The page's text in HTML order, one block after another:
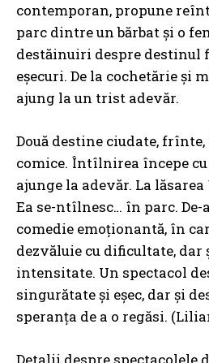
contemporan, propune
parc dintre un bărbat și o
destăinuiri despre destinul
eșecuri. De la cochetărie și
ajung la un trist adevăr.
Două destine ciudate,
comice. Întîlnirea începe
ajunge la adevăr. La
Ea se-ntîlnesc… în parc. De-
comedie emoționantă, în
dezvăluie cu dificultate, dar
intensitate. Un spectacol
singurătate și eșec, dar și
speranța de a o regăsi.